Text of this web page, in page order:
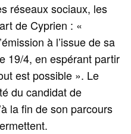
réseaux sociaux, les
de Cyprien : «
à l’issue de sa
19/4, en espérant partir
est possible ». Le
du candidat de
la fin de son parcours